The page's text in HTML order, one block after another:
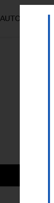
AUTO/MOTO